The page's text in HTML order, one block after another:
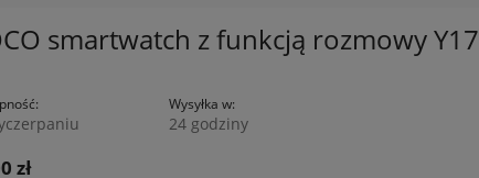
smartwatch z funkcją rozmowy Y17
Wysyłka w:
24 godziny
zł